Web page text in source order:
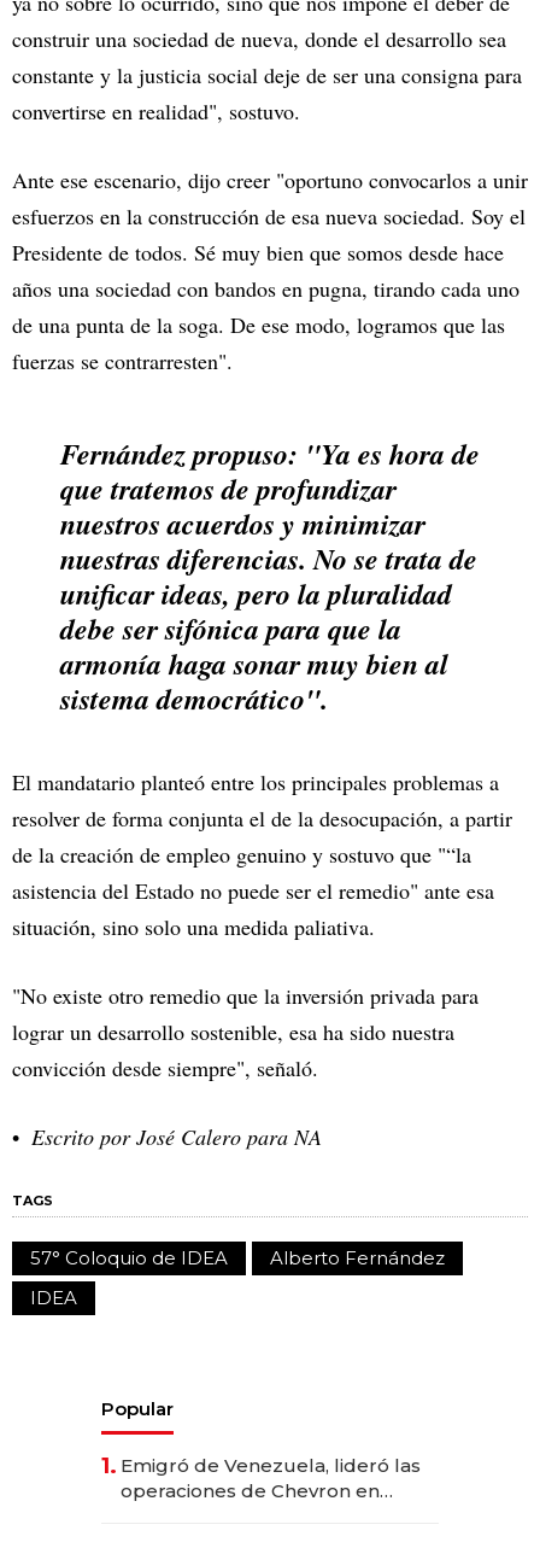
construir una sociedad de nueva, donde el desarrollo sea
constante y la justicia social deje de ser una consigna para
convertirse en realidad", sostuvo.
Ante ese escenario, dijo creer "oportuno convocarlos a unir
esfuerzos en la construcción de esa nueva sociedad. Soy el
Presidente de todos. Sé muy bien que somos desde hace
años una sociedad con bandos en pugna, tirando cada uno
de una punta de la soga. De ese modo, logramos que las
fuerzas se contrarresten".
Fernández propuso: "Ya es hora de
que tratemos de profundizar
nuestros acuerdos y minimizar
nuestras diferencias. No se trata de
unificar ideas, pero la pluralidad
debe ser sifónica para que la
armonía haga sonar muy bien al
sistema democrático".
El mandatario planteó entre los principales problemas a
resolver de forma conjunta el de la desocupación, a partir
de la creación de empleo genuino y sostuvo que "“la
asistencia del Estado no puede ser el remedio" ante esa
situación, sino solo una medida paliativa.
"No existe otro remedio que la inversión privada para
lograr un desarrollo sostenible, esa ha sido nuestra
convicción desde siempre", señaló.
Escrito por José Calero para NA
TAGS
57° Coloquio de IDEA
Alberto Fernández
IDEA
Popular
1. Emigró de Venezuela, lideró las
operaciones de Chevron en